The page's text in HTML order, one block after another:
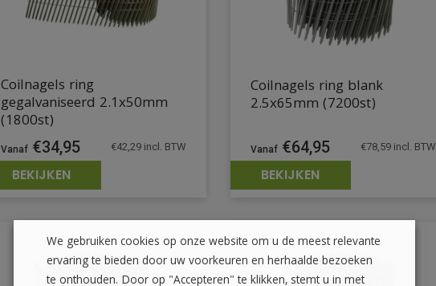
Coilnagels ring
gegalvaniseerd 2.1x50mm
(1800st)
€34,95 €42,29incl. BTW
BEKIJKEN
Coilnagels ring blank
2.5x65mm (7200st)
€64,95 €78,59incl. BTW
BEKIJKEN
We gebruiken cookies op onze website om u de meest relevante
ervaring te bieden door uw voorkeuren en herhaalde bezoeken
te onthouden. Door op "Accepteren" te klikken, stemt u in met